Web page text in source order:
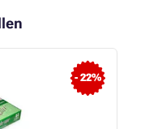
- 22%